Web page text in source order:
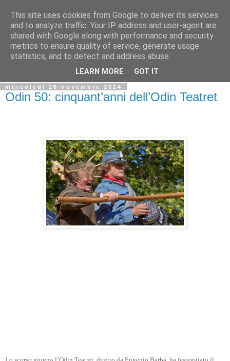
Biblio@rti in
Il Blog della Biblioteca di Area delle arti per condividere
informazioni iniziative incontri
mercoledì 26 novembre 2014
Odin 50: cinquant’anni dell’Odin Teatret
This site uses cookies from Google to deliver its services
and to analyze traffic. Your IP address and user-agent are
shared with Google along with performance and security
metrics to ensure quality of service, generate usage
statistics, and to detect and address abuse.
LEARN MORE GOT IT